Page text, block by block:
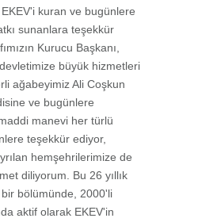
kuran ve bugünlere
sunanlara teşekkür
Kurucu Başkanı,
büyük hizmetleri
ağabeyimiz Ali Coşkun
ve bugünlere
manevi her türlü
teşekkür ediyor,
hemşehrilerimize de
diliyorum. Bu 26 yıllık
bölümünde, 2000'li
aktif olarak EKEV'in